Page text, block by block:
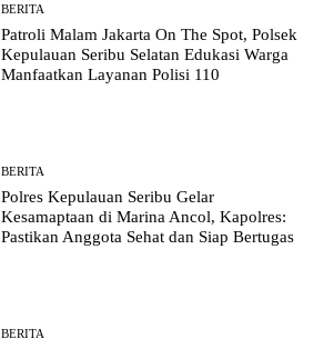
BERITA
Patroli Malam Jakarta On The Spot, Polsek
Kepulauan Seribu Selatan Edukasi Warga
Manfaatkan Layanan Polisi 110
BERITA
Polres Kepulauan Seribu Gelar
Kesamaptaan di Marina Ancol, Kapolres:
Pastikan Anggota Sehat dan Siap Bertugas
BERITA